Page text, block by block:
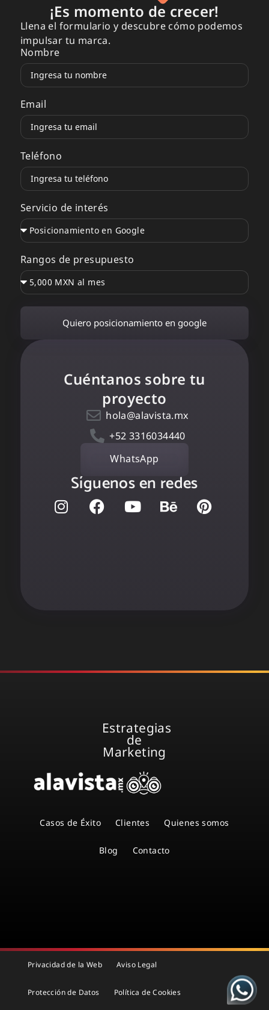
Cuéntanos sobre tu
proyecto
hola@alavista.mx
+52 3316034440
WhatsApp
Síguenos en redes
¡Es momento de crecer!
Llena el formulario y descubre cómo podemos
impulsar tu marca.
Nombre
Email
Teléfono
Servicio de interés
Rangos de presupuesto
Quiero posicionamiento en google
Estrategias
de
Marketing
Casos de Éxito Clientes Quienes somos
Blog Contacto
Privacidad de la Web Aviso Legal
Protección de Datos Política de Cookies